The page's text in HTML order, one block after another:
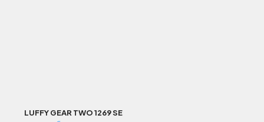
LUFFY GEAR TWO 1269 SE